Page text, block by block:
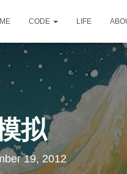
CODE LIFE
拟
19, 2012